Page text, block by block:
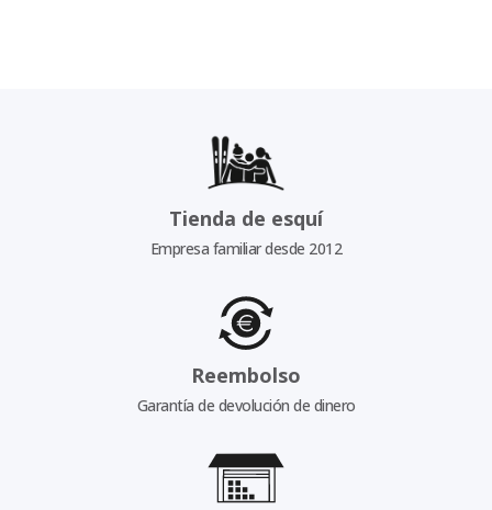
Tienda de esquí
Empresa familiar desde 2012
Reembolso
Garantía de devolución de dinero